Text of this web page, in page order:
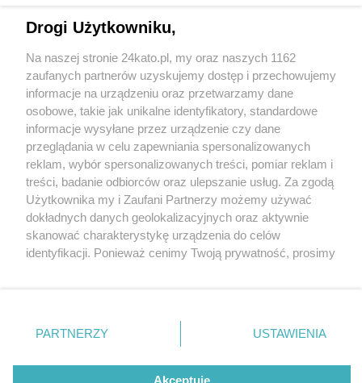
2 / 0
Wydawca mediów lokalnych
Nie zapomnij
zapoznać się z:
polityką prywatności regulamin korzystania z portali
Twojemiasto
Piekary Śląskie
Chorzów
Tarnowskie Góry
Gliwice
Skontakuj sięz nami
Kontakt
Wydawca
Redakcja
Drogi Użytkowniku,
Na naszej stronie 24kato.pl, my oraz naszych 1162
zaufanych partnerów uzyskujemy dostęp i przechowujemy
informacje na urządzeniu oraz przetwarzamy dane
osobowe, takie jak unikalne identyfikatory, standardowe
informacje wysyłane przez urządzenie czy dane
przeglądania w celu zapewniania spersonalizowanych
reklam, wybór spersonalizowanych treści, pomiar reklam i
treści, badanie odbiorców oraz ulepszanie usług. Za zgodą
Użytkownika my i Zaufani Partnerzy możemy używać
dokładnych danych geolokalizacyjnych oraz aktywnie
skanować charakterystykę urządzenia do celów
identyfikacji. Ponieważ cenimy Twoją prywatność, prosimy
prywatności znajdujący się w lewym dolnym rogu strony
. Niektóre rodzaje przetwarzania danych nie wymagają
zgody użytkownika, ale masz prawo sprzeciwić się
takiemu przetwarzaniu. Preferencje będą miały
PARTNERZY USTAWIENIA
Akceptuję